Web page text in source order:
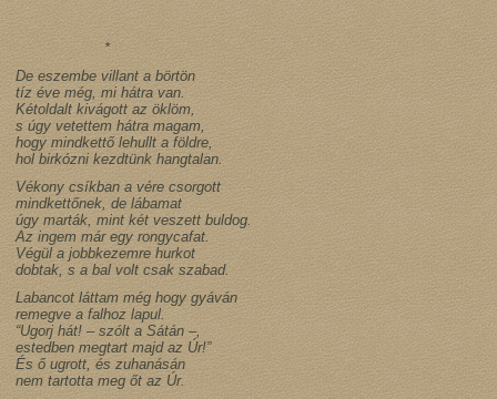
*
De eszembe villant a börtön
tíz éve még, mi hátra van.
Kétoldalt kivágott az öklöm,
s úgy vetettem hátra magam,
hogy mindkettő lehullt a földre,
hol birkózni kezdtünk hangtalan.
Vékony csíkban a vére csorgott
mindkettőnek, de lábamat
úgy marták, mint két veszett buldog.
Az ingem már egy rongycafat.
Végül a jobbkezemre hurkot
dobtak, s a bal volt csak szabad.
Labancot láttam még hogy gyáván
remegve a falhoz lapul.
“Ugorj hát! – szólt a Sátán –,
estedben megtart majd az Úr!”
És ő ugrott, és zuhanásán
nem tartotta meg őt az Úr.